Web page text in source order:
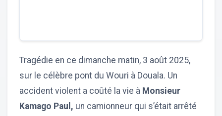
Tragédie en ce dimanche matin, 3 août 2025,
sur le célèbre pont du Wouri à Douala. Un
accident violent a coûté la vie à Monsieur
Kamago Paul, un camionneur qui s’était arrêté